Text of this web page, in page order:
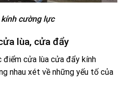
cường lực
lùa, cửa đẩy
cửa lùa cửa đẩy kính
nhau xét về những yếu tố của